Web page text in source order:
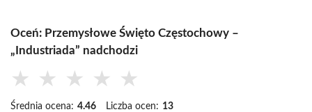
Oceń: Przemysłowe Święto Częstochowy –
„Industriada” nadchodzi
★ ★ ★ ★ ★
Średnia ocena: 4.46 Liczba ocen: 13